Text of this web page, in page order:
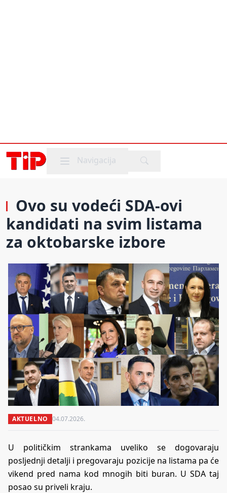
Mobile menu
Navigacija
Ovo su vodeći SDA-ovi
kandidati na svim listama
za oktobarske izbore
AKTUELNO 04.07.2026.
U političkim strankama uveliko se dogovaraju
posljednji detalji i pregovaraju pozicije na listama pa će
vikend pred nama kod mnogih biti buran. U SDA taj
posao su priveli kraju.